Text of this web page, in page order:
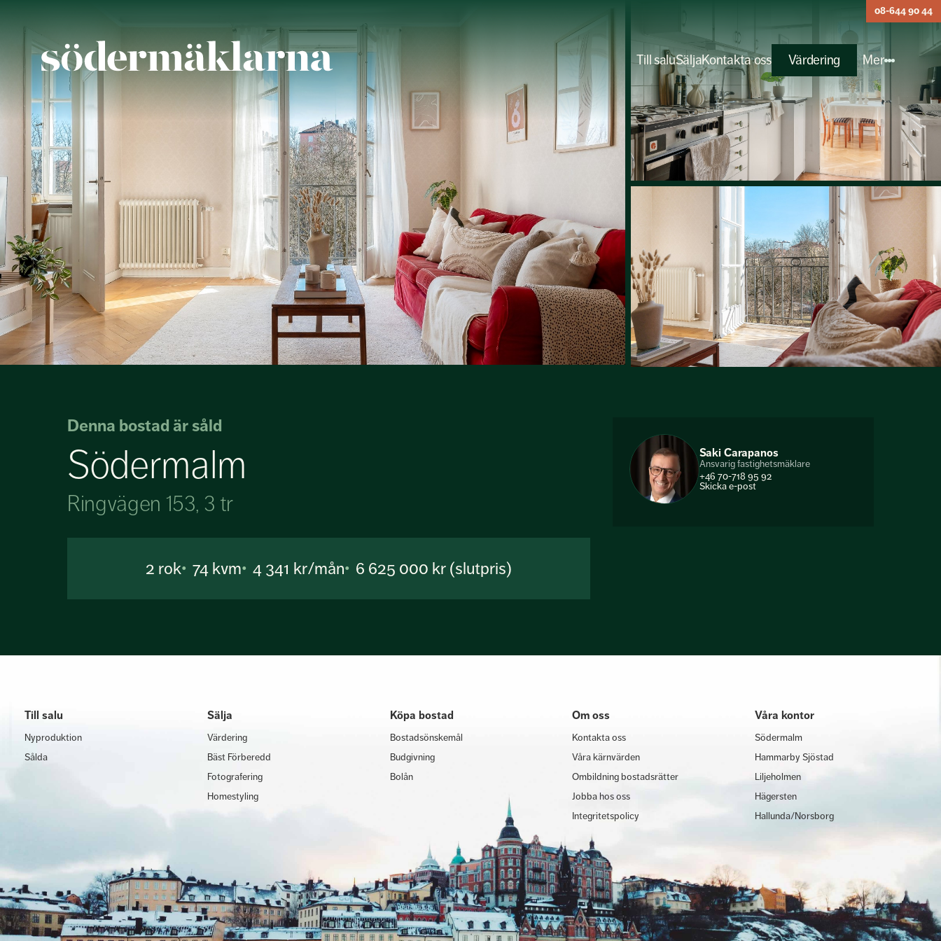
Till saluSäljaKontakta oss Värdering Mer
08-644 90 44
Denna bostad är såld
Ringvägen 153, 3 tr
Södermalm
2 rok 74 kvm 4 341 kr/mån 6 625 000 kr (slutpris)
Saki Carapanos
Ansvarig fastighetsmäklare
+46 70-718 95 92
Skicka e-post
Till salu
Nyproduktion
Sålda
Sälja
Värdering
Bäst Förberedd
Fotografering
Homestyling
Köpa bostad
Bostadsönskemål
Budgivning
Bolån
Om oss
Kontakta oss
Våra kärnvärden
Ombildning bostadsrätter
Jobba hos oss
Integritetspolicy
Våra kontor
Södermalm
Hammarby Sjöstad
Liljeholmen
Hägersten
Hallunda/Norsborg